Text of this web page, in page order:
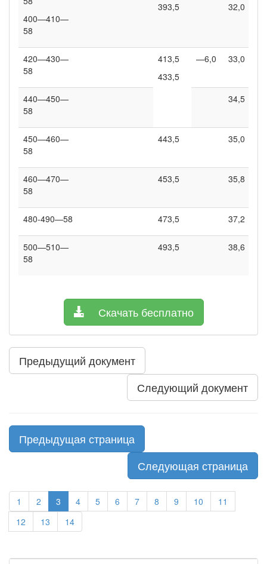
400—410—
58
393,5 32,0
420—430—
58
413,5
433,5
—6,0 33,0
440—450—
58
34,5
450—460—
58
443,5 35,0
460—470—
58
453,5 35,8
480-490—58 473,5 37,2
500—510—
58
493,5 38,6
Скачать бесплатно
Предыдущий документ
Следующий документ
Предыдущая страница
Следующая страница
1 2 3 4 5 6 7 8 9 10
11
12
13 14